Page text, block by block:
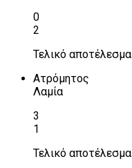
0
2
Τελικό αποτέλεσμα
Ατρόμητος
Λαμία
3
1
Τελικό αποτέλεσμα